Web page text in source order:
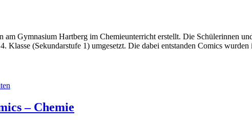
Gymnasium Hartberg im Chemieunterricht erstellt. Die Schülerinnen
Klasse (Sekundarstufe 1) umgesetzt. Die dabei entstanden Comics
– Chemie